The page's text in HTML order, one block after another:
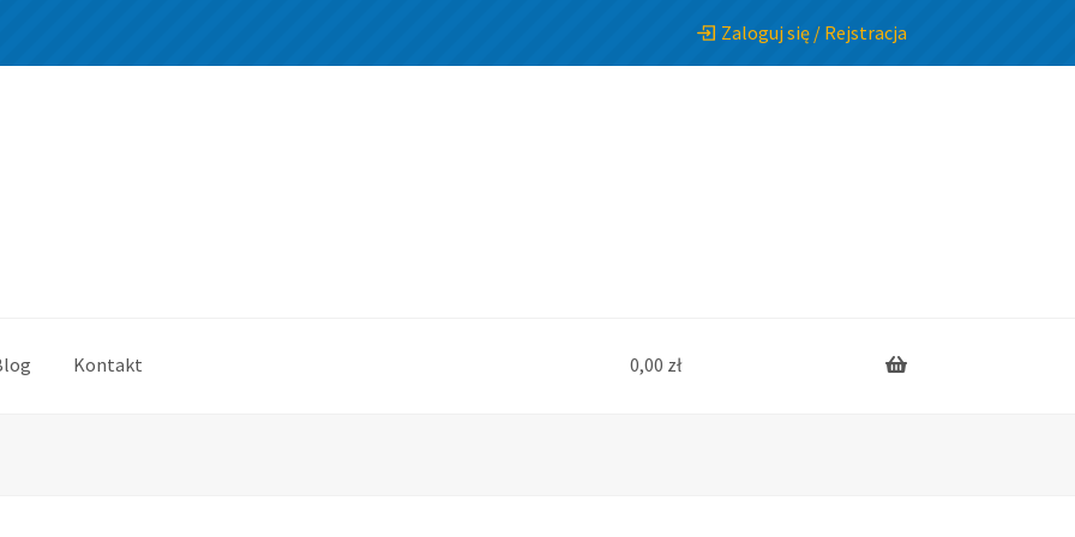
Zaloguj się / Rejstracja
Kontakt 0,00 zł